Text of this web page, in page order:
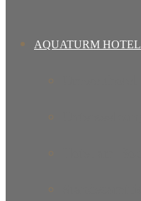
AQUATURM HOTEL